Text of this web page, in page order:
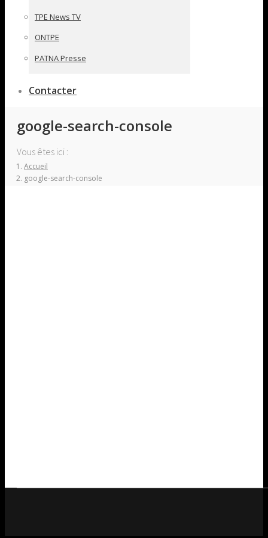
TPE News TV
ONTPE
PATNA Presse
Contacter
google-search-console
Vous êtes ici :
Accueil
google-search-console